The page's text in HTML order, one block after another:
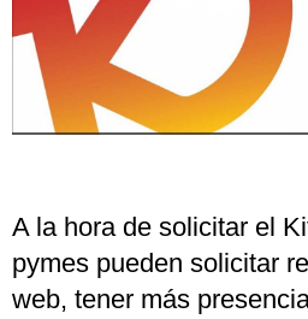
A la hora de solicitar el
pymes pueden solicitar
web, tener más